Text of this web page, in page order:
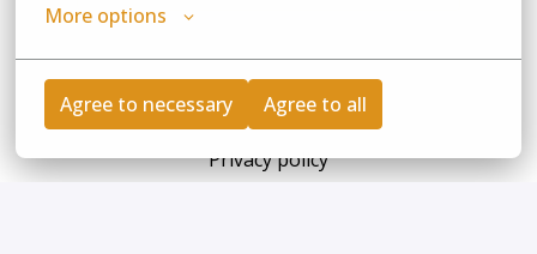
More options
Agree to necessary Agree to all
Privacy policy